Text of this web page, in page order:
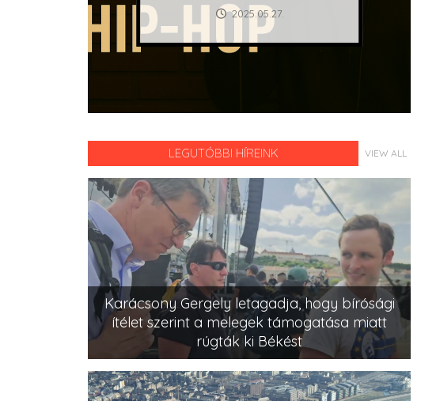
2025.05.27.
LEGUTÓBBI HÍREINK VIEW ALL
Karácsony Gergely letagadja, hogy bírósági
ítélet szerint a melegek támogatása miatt
rúgták ki Békést